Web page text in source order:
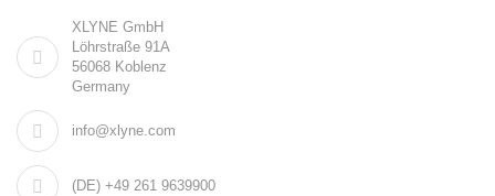
XLYNE GmbH
Löhrstraße 91A
56068 Koblenz
Germany
info@xlyne.com
(DE) +49 261 9639900